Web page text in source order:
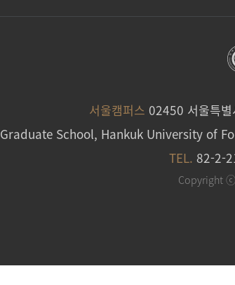
서울캠퍼스 02450 서울특
Graduate School, Hankuk University of
TEL. 82-2-
Copyright